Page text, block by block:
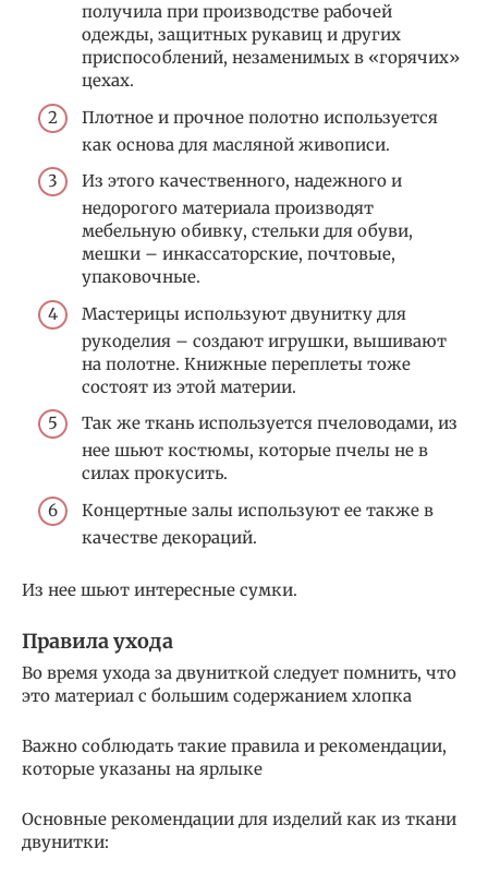
получила при производстве рабочей
одежды, защитных рукавиц и других
приспособлений, незаменимых в «горячих»
цехах.
Плотное и прочное полотно используется
как основа для масляной живописи.
Из этого качественного, надежного и
недорогого материала производят
мебельную обивку, стельки для обуви,
мешки – инкассаторские, почтовые,
упаковочные.
Мастерицы используют двунитку для
рукоделия – создают игрушки, вышивают
на полотне. Книжные переплеты тоже
состоят из этой материи.
Так же ткань используется пчеловодами, из
нее шьют костюмы, которые пчелы не в
силах прокусить.
Концертные залы используют ее также в
качестве декораций.
Из нее шьют интересные сумки.
Правила ухода
Во время ухода за двуниткой следует помнить, что
это материал с большим содержанием хлопка
Важно соблюдать такие правила и рекомендации,
которые указаны на ярлыке
Основные рекомендации для изделий как из ткани
двунитки: